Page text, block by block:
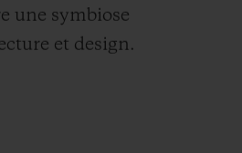
une symbiose
et design.